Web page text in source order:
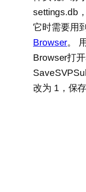
settings.db
它时需要用到
Browser。
Browser打
改为 1，保